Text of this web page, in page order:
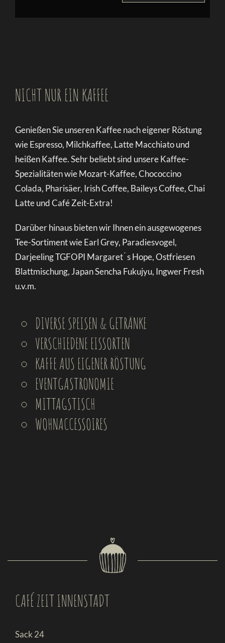
NICHT NUR EIN KAFFEE
Genießen Sie unseren Kaffee nach eigener Röstung
wie Espresso, Milchkaffee, Latte Macchiato und
heißen Kaffee. Sehr beliebt sind unsere Kaffee-
Spezialitäten wie Mozart-Kaffee, Chococcino
Colada, Pharisäer, Irish Coffee, Baileys Coffee, Chai
Latte und Café Zeit-Extra!
Darüber hinaus bieten wir Ihnen ein ausgewogenes
Tee-Sortiment wie Earl Grey, Paradiesvogel,
Darjeeling TGFOPI Margaret ́ s Hope, Ostfriesen
Blattmischung, Japan Sencha Fukujyu, Ingwer Fresh
u.v.m.
DIVERSE SPEISEN & GETRÄNKE
VERSCHIEDENE EISSORTEN
KAFFE AUS EIGENER RÖSTUNG
EVENTGASTRONOMIE
MITTAGSTISCH
WOHNACCESSOIRES
CAFÉ ZEIT INNENSTADT
Sack 24